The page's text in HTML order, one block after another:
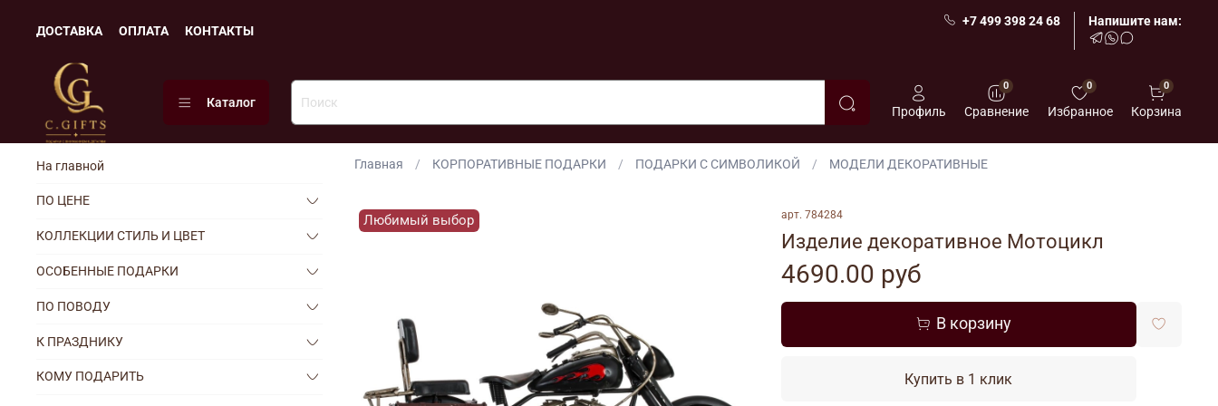
ДОСТАВКА ОПЛАТА КОНТАКТЫ
+7 499 398 24 68 Напишите нам:
Каталог
Профиль
0
Сравнение
0
Избранное
0
Корзина
Главная КОРПОРАТИВНЫЕ ПОДАРКИ ПОДАРКИ С СИМВОЛИКОЙ МОДЕЛИ ДЕКОРАТИВНЫЕ
Любимый выбор арт. 784284
Изделие декоративное Мотоцикл
4690.00 руб
В корзину
Купить в 1 клик
На главной
ПО ЦЕНЕ
КОЛЛЕКЦИИ СТИЛЬ И ЦВЕТ
ОСОБЕННЫЕ ПОДАРКИ
ПО ПОВОДУ
К ПРАЗДНИКУ
КОМУ ПОДАРИТЬ